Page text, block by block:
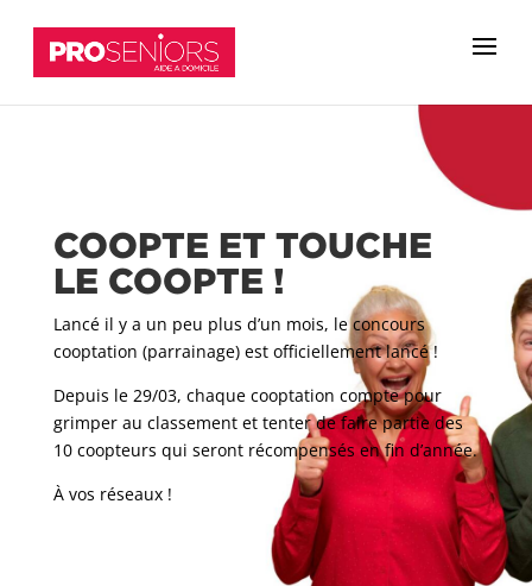
COOPTE ET TOUCHE
LE COOPTE !
Lancé il y a un peu plus d’un mois, le concours
cooptation (parrainage) est officiellement lancé !
Depuis le 29/03, chaque cooptation compte pour
grimper au classement et tenter de faire partie des
10 coopteurs qui seront récompensés en fin d’année.
À vos réseaux !